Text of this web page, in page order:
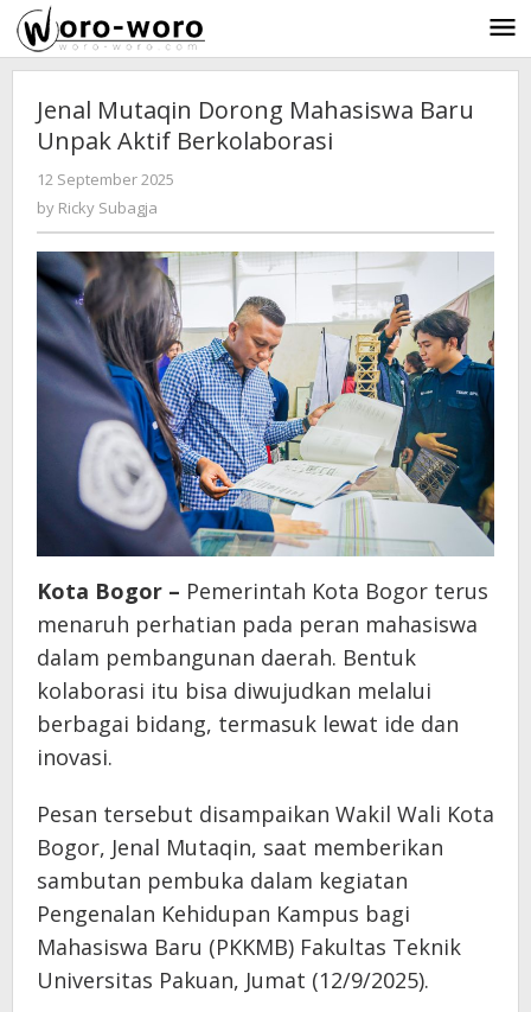
Skip
to
content
Jenal Mutaqin Dorong Mahasiswa Baru
Unpak Aktif Berkolaborasi
12 September 2025
by Ricky Subagja
Kota Bogor – Pemerintah Kota Bogor terus
menaruh perhatian pada peran mahasiswa
dalam pembangunan daerah. Bentuk
kolaborasi itu bisa diwujudkan melalui
berbagai bidang, termasuk lewat ide dan
inovasi.
Pesan tersebut disampaikan Wakil Wali Kota
Bogor, Jenal Mutaqin, saat memberikan
sambutan pembuka dalam kegiatan
Pengenalan Kehidupan Kampus bagi
Mahasiswa Baru (PKKMB) Fakultas Teknik
Universitas Pakuan, Jumat (12/9/2025).